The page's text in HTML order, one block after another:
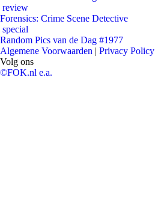
review
Forensics: Crime Scene Detective
special
Random Pics van de Dag #1977
Algemene Voorwaarden | Privacy Policy
Volg ons
©FOK.nl e.a.